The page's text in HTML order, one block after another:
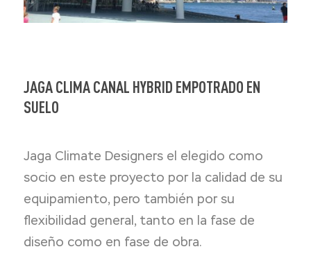
JAGA CLIMA CANAL HYBRID EMPOTRADO EN
SUELO
Jaga Climate Designers el elegido como
socio en este proyecto por la calidad de su
equipamiento, pero también por su
flexibilidad general, tanto en la fase de
diseño como en fase de obra.